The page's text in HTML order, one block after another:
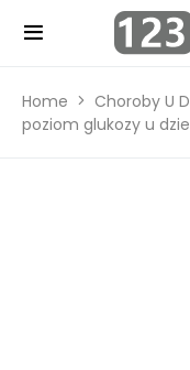
Home Choroby U
poziom glukozy u